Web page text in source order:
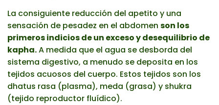
La consiguiente reducción del apetito y una
sensación de pesadez en el abdomen son los
primeros indicios de un exceso y desequilibrio de
kapha.A medida que el agua se desborda del
sistema digestivo, a menudo se deposita en los
tejidos acuosos del cuerpo. Estos tejidos son los
dhatus rasa (plasma), meda (grasa) y shukra
(tejido reproductor fluídico).